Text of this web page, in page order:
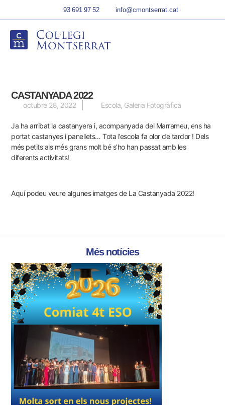
93 691 97 52 info@cmontserrat.cat
CASTANYADA 2022
octubre 28, 2022 Escola Galeria Fotogràfica
Ja ha arribat la castanyera i, acompanyada del Marrameu, ens ha
portat castanyes i panellets… Tota l’escola fa olor de tardor ! Dels
més petits als més grans molt bé s’ho han passat amb les
diferents activitats!
Aquí podeu veure algunes imatges de La Castanyada 2022!
Més notícies